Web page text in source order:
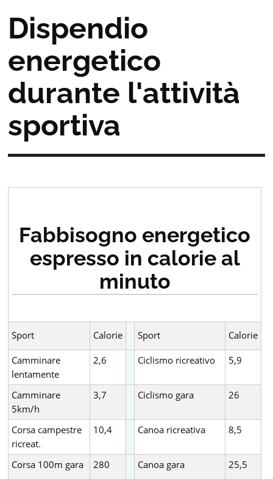
Dispendio
energetico
durante l'attività
sportiva
Fabbisogno energetico
espresso in calorie al
minuto
Sport Calorie Sport
Calorie
Camminare
lentamente
2,6 Ciclismo ricreativo 5,9
Camminare
5km/h
3,7 Ciclismo gara 26
Corsa campestre
ricreat.
10,4 Canoa ricreativa 8,5
Corsa 100m gara 280 Canoa gara
25,5